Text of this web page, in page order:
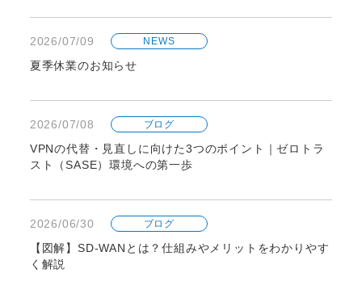
2026/07/09 NEWS
夏季休業のお知らせ
2026/07/08 ブログ
VPNの代替・見直しに向けた3つのポイント｜ゼロトラ
スト（SASE）環境への第一歩
2026/06/30 ブログ
【図解】SD-WANとは？仕組みやメリットをわかりやす
く解説